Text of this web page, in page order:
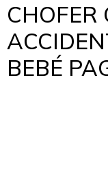
CHOFER
BEBÉ